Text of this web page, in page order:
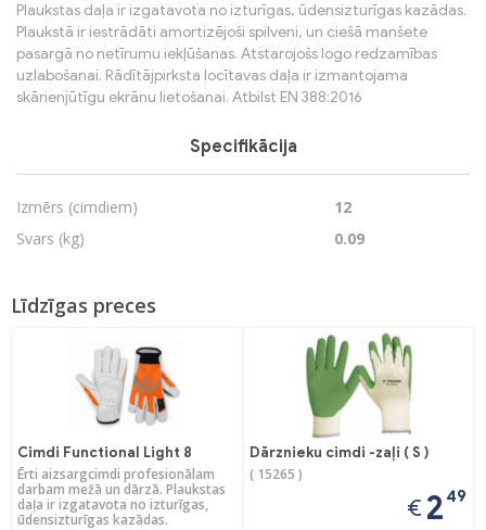
Plaukstas daļa ir izgatavota no izturīgas, ūdensizturīgas kazādas.
Plaukstā ir iestrādāti amortizējoši spilveni, un ciešā manšete
pasargā no netīrumu iekļūšanas. Atstarojošs logo redzamības
uzlabošanai. Rādītājpirksta locītavas daļa ir izmantojama
skārienjūtīgu ekrānu lietošanai. Atbilst EN 388:2016
Specifikācija
Izmērs (cimdiem)
12
Svars (kg)
0.09
Līdzīgas preces
Cimdi Functional Light 8
Ērti aizsargcimdi profesionālam
darbam mežā un dārzā. Plaukstas
daļa ir izgatavota no izturīgas,
ūdensizturīgas kazādas.
Dārznieku cimdi -zaļi ( S )
( 15265 )
€2 49